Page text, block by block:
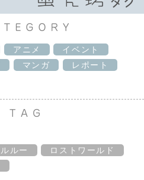
アニメ
イベント
マンガ
レポート
ルー
ロストワールド